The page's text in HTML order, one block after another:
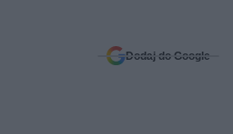
Dodaj do Google